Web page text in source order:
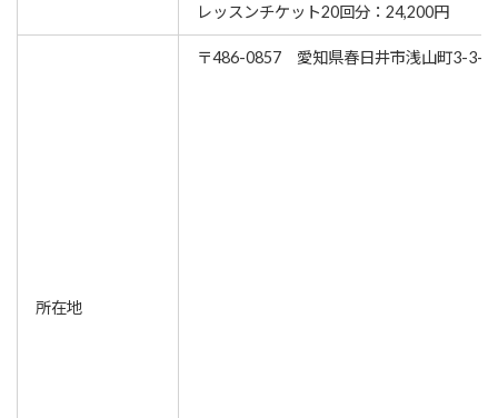
レッスンチケット20回分：24,200円
所在地
〒486-0857 愛知県春日井市浅山町3-3-